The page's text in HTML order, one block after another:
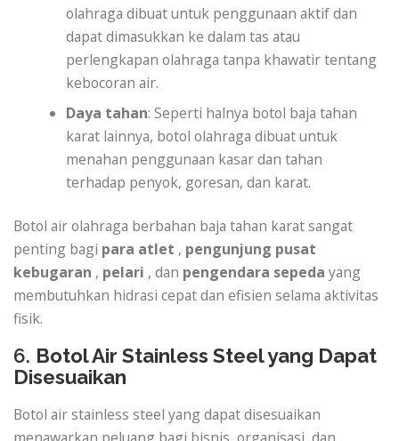
olahraga dibuat untuk penggunaan aktif dan
dapat dimasukkan ke dalam tas atau
perlengkapan olahraga tanpa khawatir tentang
kebocoran air.
Daya tahan: Seperti halnya botol baja tahan
karat lainnya, botol olahraga dibuat untuk
menahan penggunaan kasar dan tahan
terhadap penyok, goresan, dan karat.
Botol air olahraga berbahan baja tahan karat sangat
penting bagi para atlet , pengunjung pusat
kebugaran , pelari , dan pengendara sepeda yang
membutuhkan hidrasi cepat dan efisien selama aktivitas
fisik.
6. Botol Air Stainless Steel yang Dapat
Disesuaikan
Botol air stainless steel yang dapat disesuaikan